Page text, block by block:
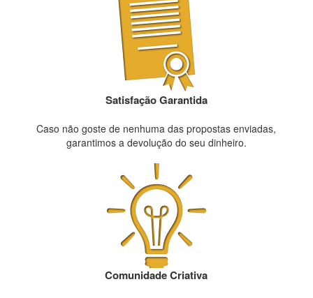
Satisfação Garantida
Caso não goste de nenhuma das propostas enviadas,
garantimos a devolução do seu dinheiro.
Comunidade Criativa